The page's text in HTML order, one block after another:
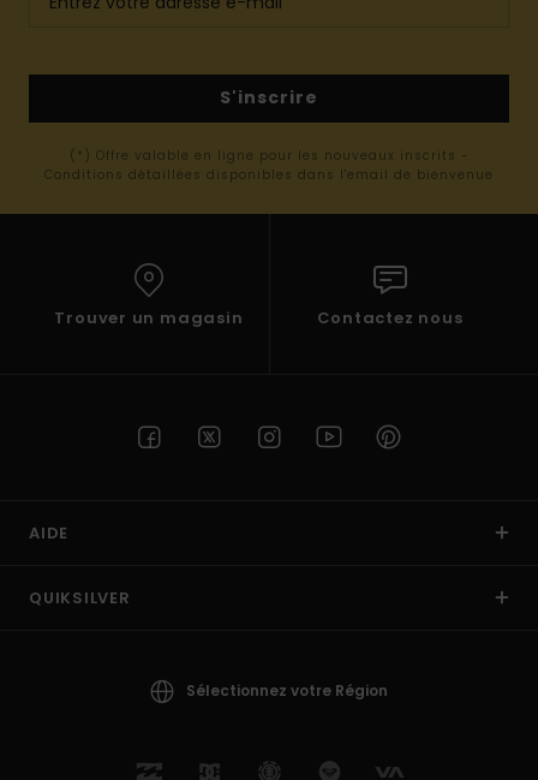
S'inscrire
(*) Offre valable en ligne pour les nouveaux inscrits -
Conditions détaillées disponibles dans l'email de bienvenue
Trouver un magasin Contactez nous
AIDE
QUIKSILVER
Sélectionnez votre Région